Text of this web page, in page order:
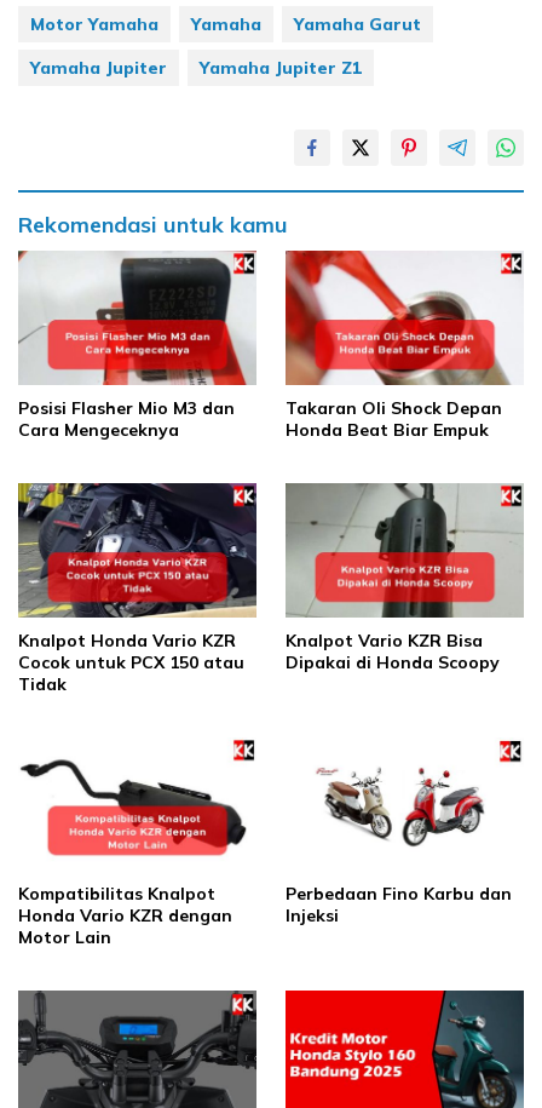
Motor Yamaha Yamaha
Yamaha Garut
Yamaha Jupiter
Yamaha Jupiter Z1
Rekomendasi untuk kamu
Posisi Flasher Mio M3 dan
Cara Mengeceknya
Takaran Oli Shock Depan
Honda Beat Biar Empuk
Knalpot Honda Vario KZR
Cocok untuk PCX 150 atau
Tidak
Knalpot Vario KZR Bisa
Dipakai di Honda Scoopy
Kompatibilitas Knalpot
Honda Vario KZR dengan
Motor Lain
Perbedaan Fino Karbu dan
Injeksi